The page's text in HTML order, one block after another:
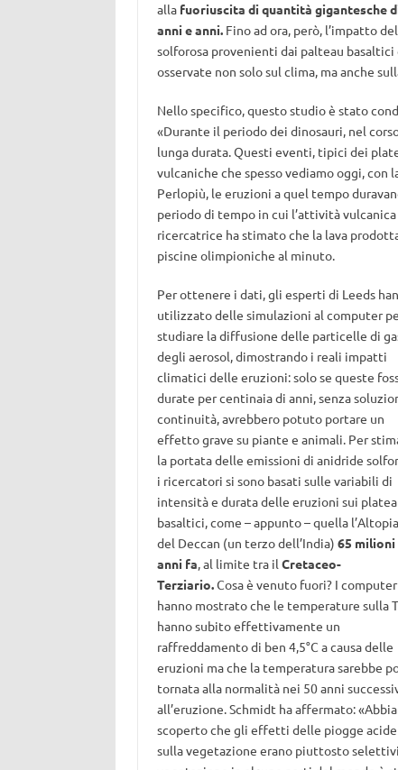
alla fuoriuscita di quantità gigantesche
anni e anni.Fino ad ora, però, l’impatto
solforosa provenienti dai palteau
osservate non solo sul clima, ma anche
Nello specifico, questo studio è stato
«Durante il periodo dei dinosauri, nel
lunga durata. Questi eventi, tipici dei
vulcaniche che spesso vediamo oggi, con
Perlopiù, le eruzioni a quel tempo
periodo di tempo in cui l’attività
ricercatrice ha stimato che la lava
piscine olimpioniche al minuto.
Per ottenere i dati, gli esperti di Leeds
utilizzato delle simulazioni al computer
studiare la diffusione delle particelle di
degli aerosol, dimostrando i reali impatti
climatici delle eruzioni: solo se queste
durate per centinaia di anni, senza
continuità, avrebbero potuto portare un
effetto grave su piante e animali. Per
la portata delle emissioni di anidride
i ricercatori si sono basati sulle variabili di
intensità e durata delle eruzioni sui
basaltici, come – appunto – quella
del Deccan (un terzo dell’India) 65 milioni
anni fa, al limite tra il Cretaceo-
Terziario.Cosa è venuto fuori? I computer
hanno mostrato che le temperature sulla
hanno subito effettivamente un
raffreddamento di ben 4,5°C a causa delle
eruzioni ma che la temperatura sarebbe
tornata alla normalità nei 50 anni
all’eruzione. Schmidt ha affermato:
scoperto che gli effetti delle piogge acide
sulla vegetazione erano piuttosto